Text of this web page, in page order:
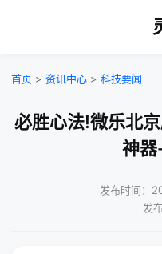
首页 > 资讯中心 > 科技要闻
必胜心法!微乐北
神器
发布时间：
发